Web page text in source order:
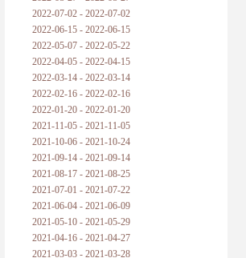
2022-07-02 - 2022-07-02
2022-06-15 - 2022-06-15
2022-05-07 - 2022-05-22
2022-04-05 - 2022-04-15
2022-03-14 - 2022-03-14
2022-02-16 - 2022-02-16
2022-01-20 - 2022-01-20
2021-11-05 - 2021-11-05
2021-10-06 - 2021-10-24
2021-09-14 - 2021-09-14
2021-08-17 - 2021-08-25
2021-07-01 - 2021-07-22
2021-06-04 - 2021-06-09
2021-05-10 - 2021-05-29
2021-04-16 - 2021-04-27
2021-03-03 - 2021-03-28